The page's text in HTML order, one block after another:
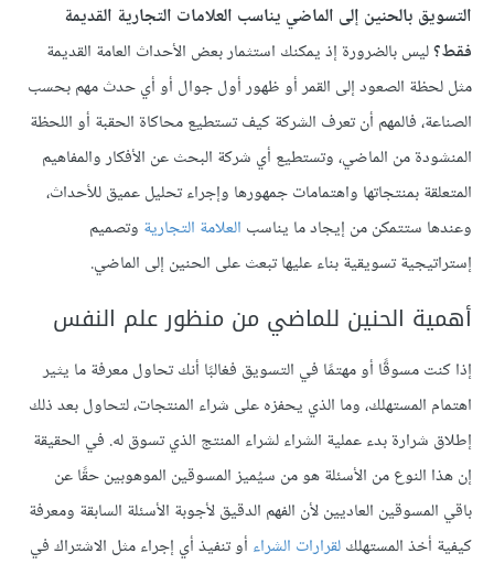
التسويق بالحنين إلى الماضي يناسب العلامات التجارية القديمة
فقط؟ليس بالضرورة إذ يمكنك استثمار بعض الأحداث العامة القديمة
مثل لحظة الصعود إلى القمر أو ظهور أول جوال أو أي حدث مهم بحسب
الصناعة، فالمهم أن تعرف الشركة كيف تستطيع محاكاة الحقبة أو اللحظة
المنشودة من الماضي، وتستطيع أي شركة البحث عن الأفكار والمفاهيم
المتعلقة بمنتجاتها واهتمامات جمهورها وإجراء تحليل عميق للأحداث،
وعندها ستتمكن من إيجاد ما يناسب العلامة التجارية وتصميم
إستراتيجية تسويقية بناء عليها تبعث على الحنين إلى الماضي.
أهمية الحنين للماضي من منظور علم النفس
إذا كنت مسوقًا أو مهتمًا في التسويق فغالبًا أنك تحاول معرفة ما يثير
اهتمام المستهلك، وما الذي يحفزه على شراء المنتجات، لتحاول بعد ذلك
إطلاق شرارة بدء عملية الشراء لشراء المنتج الذي تسوق له. في الحقيقة
إن هذا النوع من الأسئلة هو من سيُميز المسوقين الموهوبين حقًا عن
باقي المسوقين العاديين لأن الفهم الدقيق لأجوبة الأسئلة السابقة ومعرفة
كيفية أخذ المستهلكلقرارات الشراء أو تنفيذ أي إجراء مثل الاشتراك في